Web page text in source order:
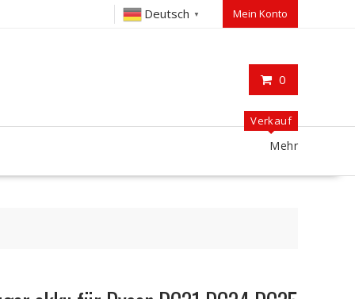
Deutsch ▼ Mein Konto
0
Verkauf
Mehr